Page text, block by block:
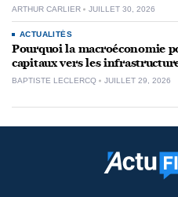
ARTHUR CARLIER JUILLET 30, 2026
ACTUALITÉS
Pourquoi la macroéconomie
capitaux vers les
BAPTISTE LECLERCQ JUILLET 29, 2026